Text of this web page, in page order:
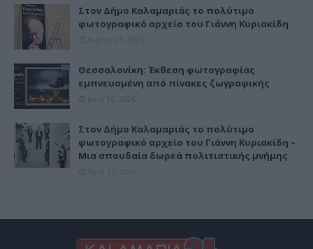
Στον Δήμο Καλαμαριάς το πολύτιμο
φωτογραφικό αρχείο του Γιάννη Κυριακίδη
Θεσσαλονίκη: Έκθεση φωτογραφίας
εμπνευσμένη από πίνακες ζωγραφικής
Στον Δήμο Καλαμαριάς το πολύτιμο
φωτογραφικό αρχείο του Γιάννη Κυριακίδη –
Μια σπουδαία δωρεά πολιτιστικής μνήμης